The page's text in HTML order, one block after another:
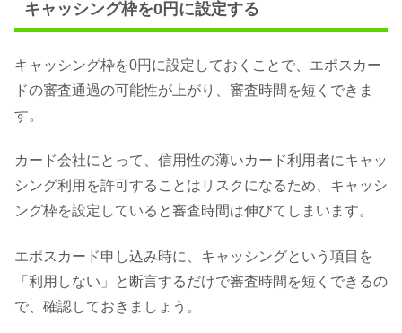
キャッシング枠を0円に設定する
キャッシング枠を0円に設定しておくことで、エポスカー
ドの審査通過の可能性が上がり、審査時間を短くできま
す。
カード会社にとって、信用性の薄いカード利用者にキャッ
シング利用を許可することはリスクになるため、キャッシ
ング枠を設定していると審査時間は伸びてしまいます。
エポスカード申し込み時に、キャッシングという項目を
「利用しない」と断言するだけで審査時間を短くできるの
で、確認しておきましょう。